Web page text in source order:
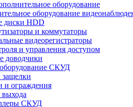
оборудование
оборудование
диски HDD
и коммутаторы
видеорегистраторы
и управления доступом
доводчики
СКУД
и ограждения
СКУД